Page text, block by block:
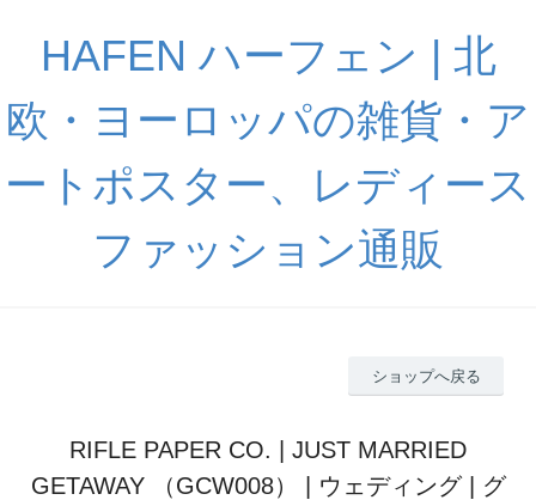
HAFEN ハーフェン | 北
欧・ヨーロッパの雑貨・ア
ートポスター、レディース
ファッション通販
ショップへ戻る
RIFLE PAPER CO. | JUST MARRIED
GETAWAY （GCW008） | ウェディング | グ